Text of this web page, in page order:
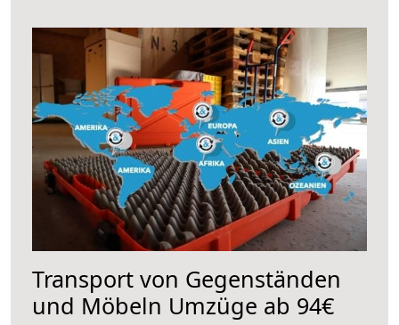
Transport von Gegenständen
und Möbeln Umzüge ab 94€